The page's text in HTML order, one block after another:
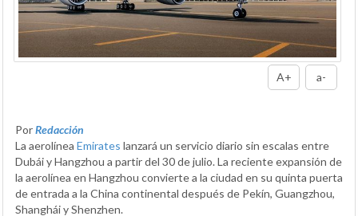
A+ a-
PorRedacción
La aerolínea Emirates lanzará un servicio diario sin escalas entre
Dubái y Hangzhou a partir del 30 de julio. La reciente expansión de
la aerolínea en Hangzhou convierte a la ciudad en su quinta puerta
de entrada a la China continental después de Pekín, Guangzhou,
Shanghái y Shenzhen.